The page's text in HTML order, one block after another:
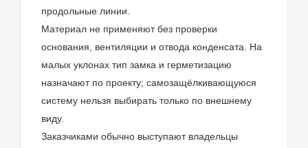
продольные линии.
Материал не применяют без проверки
основания, вентиляции и отвода конденсата. На
малых уклонах тип замка и герметизацию
назначают по проекту; самозащёлкивающуюся
систему нельзя выбирать только по внешнему
виду.
Заказчиками обычно выступают владельцы